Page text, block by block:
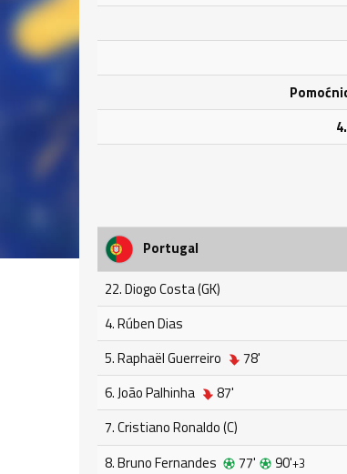
Portugal
22. Diogo Costa (GK)
4. Rúben Dias
5. Raphaël Guerreiro
78'
6. João Palhinha
87'
7. Cristiano Ronaldo (C)
8. Bruno Fernandes
77' 90'+3